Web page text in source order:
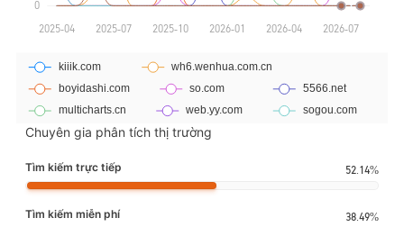
Chuyên gia phân tích thị trường
Tìm kiếm trực tiếp 52.14%
Tìm kiếm miễn phí 38.49%